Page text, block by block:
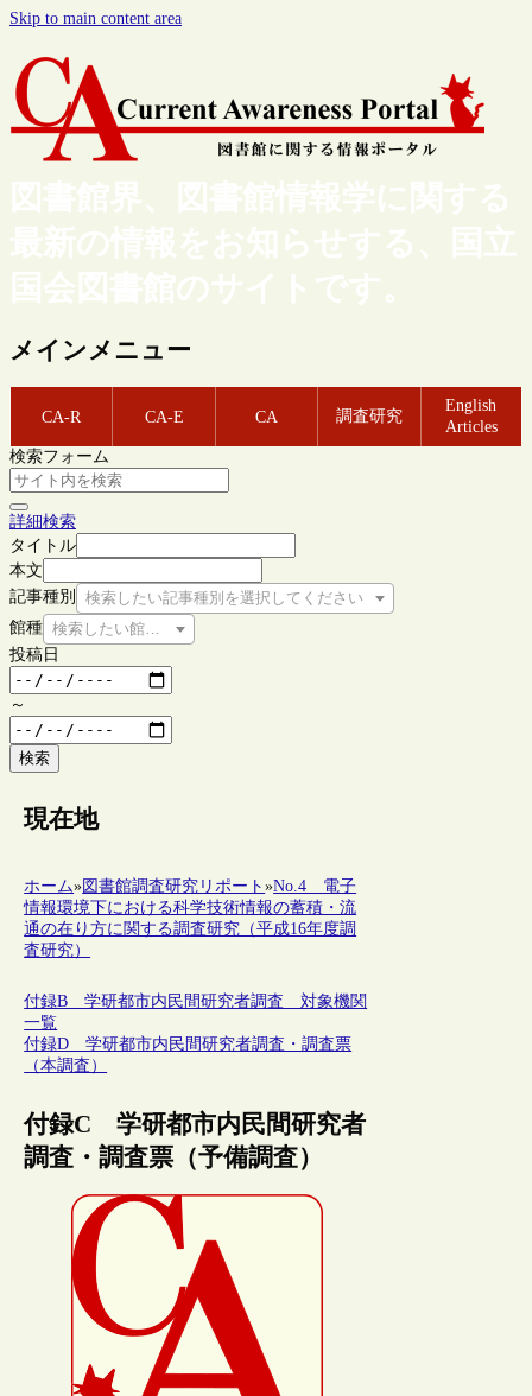
Skip to main content area
図書館界、図書館情報学に関する
最新の情報をお知らせする、国立
国会図書館のサイトです。
メインメニュー
CA-R CA-E CA 調査研究
English
Articles
検索フォーム
詳細検索
タイトル
本文
記事種別
検索したい記事種別を選択してください
館種 検索したい館種を選択してください
投稿日
～
検索
現在地
ホーム»図書館調査研究リポート»No.4 電子
情報環境下における科学技術情報の蓄積・流
通の在り方に関する調査研究（平成16年度調
査研究）
付録B 学研都市内民間研究者調査 対象機関
一覧
付録D 学研都市内民間研究者調査・調査票
（本調査）
付録C 学研都市内民間研究者
調査・調査票（予備調査）